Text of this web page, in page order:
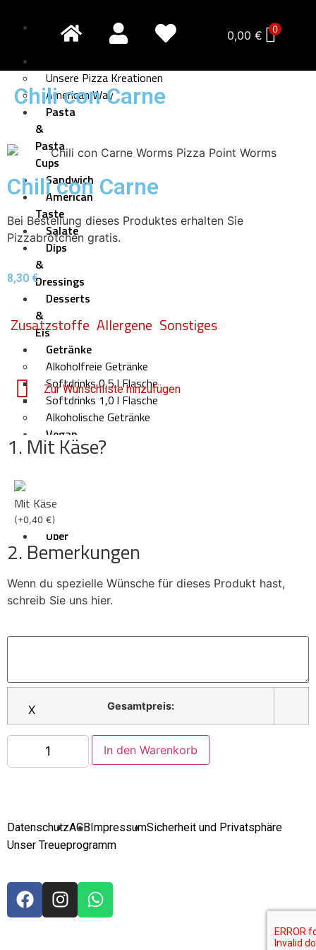
Pizza
Creativo
Unsere Pizza Kreationen
American Way
Pasta
&
Pasta
Cups
Sandwich
American
Taste
Salate
Dips
&
Dressings
Desserts
&
Eis
Getränke
Alkoholfreie Getränke
Softdrinks 0,5 l Flasche
Softdrinks 1,0 l Flasche
Alkoholische Getränke
Vegan
Hot
Pizza
Börse
Über
uns
Fragen
–
Point
X
0,00 € 0
Chili con Carne
Chili con Carne
Bei Bestellung dieses Produktes erhalten Sie
Pizzabrötchen gratis.
8,30 €
Zusatzstoffe Allergene Sonstiges
Zur Wunschliste hinzufügen
1. Mit Käse?
Mit Käse
(+0,40 €)
2. Bemerkungen
Wenn du spezielle Wünsche für dieses Produkt hast,
schreib Sie uns hier.
Gesamtpreis:
In den Warenkorb
DatenschutzAGBImpressumSicherheit und Privatsphäre
Unser Treueprogramm